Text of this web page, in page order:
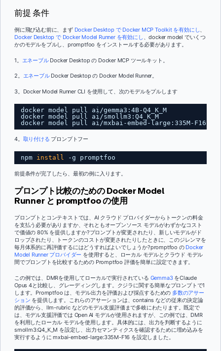
前提 条件
例に飛び込む前に、まず Docker Desktop で Docker MCP Toolkit を有効にし
Docker Desktop で Docker Model Runner を有効にし
、docker model でいくつ
かのモデルをプルし、promptfoo をインストールする必要があります。
1。 エネーブルDocker Desktop の Docker MCP ツールキット。
2。 エネーブルDocker Desktop の Docker Model Runner。
3。Docker Model Runner CLI を使用して、次のモデルをプルします
docker model pull ai/gemma3 :4B-Q4_K_M
docker model pull ai/smollm3 :Q4_K_M
docker model pull ai/mxbai-embed-large :335M-F16
4。 取り付ける プロンプトフー
npm install -g promptfoo
前提条件が完了したら、最初の例に入ります。
プロンプト比較のための Docker Model
Runner と promptfoo の使用
プロンプトとコンテキストでは、AI クラウド プロバイダーからトークンの料金
を支払う必要がありますか、それともオープンソース モデルがわずかなコスト
で価値の 80% を提供しますか?プロンプトが変更されたり、新しいモデルがド
ロップされたり、トークンのコストが変更されたりしたときに、このジレンマを
毎月体系的に再評価するにはどうすればよいでしょうか?promptfoo のDocker
Model Runner プロバイダー を使用すると、ローカル モデルとクラウド モデル
間でプロンプトを比較するための Promptfoo 評価を簡単に設定できます。
この例では、DMRを使用してローカルで実行されている Gemma3をClaude
Opus 4と比較し、グレーディングします。クジラに関する簡単なプロンプトで1
します。Promptfoo は、モデル出力を評価および採点するための 多数のアサー
ション を提供します。これらのアサーションは、contains などの従来の決定論
的評価から、llm-rubric などのモデル支援評価まで多岐にわたります。既定で
は、モデル支援評価では Open AI モデルが使用されますが、この例では、DMR
を利用したローカル モデルを使用します。具体的には、出力を判断するように
smollm3:Q4_K_M を設定し、出力セマンティクスを確認するために埋め込みを
実行するように mxbai-embed-large:335M-F16 を設定しました。